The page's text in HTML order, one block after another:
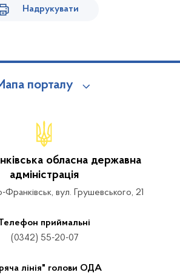
Надрукувати
порталу
обласна державна
адміністрація
Франківськ, вул. Грушевського, 21
приймальні
(0342) 55-20-07
лінія" голови ОДА